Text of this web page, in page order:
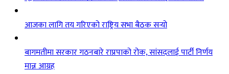
आजका लागि तय गरिएको राष्ट्रिय सभा बैठक सर्‍यो
बागमतीमा सरकार गठनबारे राप्रपाको रोक, सांसदलाई पार्टी निर्णय
मान्न आग्रह